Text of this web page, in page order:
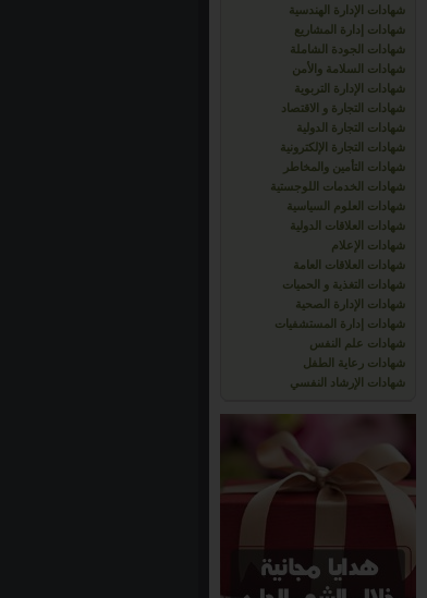
شهادات الإدارة الهندسية
شهادات إدارة المشاريع
شهادات الجودة الشاملة
شهادات السلامة والأمن
شهادات الإدارة التربوية
شهادات التجارة و الاقتصاد
شهادات التجارة الدولية
شهادات التجارة الإلكترونية
شهادات التأمين والمخاطر
شهادات الخدمات اللوجستية
شهادات العلوم السياسية
شهادات العلاقات الدولية
شهادات الإعلام
شهادات العلاقات العامة
شهادات التغذية و الحميات
شهادات الإدارة الصحية
شهادات إدارة المستشفيات
شهادات علم النفس
شهادات رعاية الطفل
شهادات الإرشاد النفسي